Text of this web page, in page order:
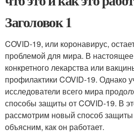
Заголовок 1
COVID-19, или коронавирус,
проблемой для мира. В
конкретного лекарства или
профилактики COVID-19. Однако
исследователи всего мира
способы защиты от COVID-19. В
рассмотрим новый способ защиты
объясним, как он работает.